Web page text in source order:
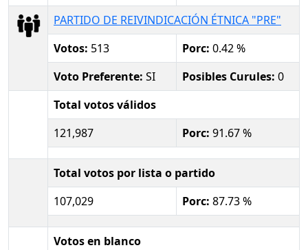
PARTIDO DE REIVINDICACIÓN ÉTNICA "PRE"
Votos: 513 Porc: 0.42 %
Voto Preferente: SI Posibles Curules: 0
Total votos válidos
121,987
Porc: 91.67 %
Total votos por lista o partido
107,029
Porc: 87.73 %
Votos en blanco